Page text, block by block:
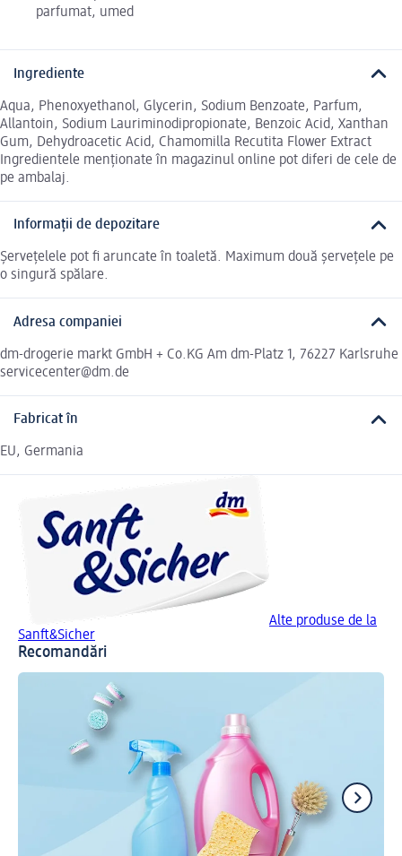
parfumat, umed
Ingrediente
Aqua, Phenoxyethanol, Glycerin, Sodium Benzoate, Parfum,
Allantoin, Sodium Lauriminodipropionate, Benzoic Acid, Xanthan
Gum, Dehydroacetic Acid, Chamomilla Recutita Flower Extract
Ingredientele menționate în magazinul online pot diferi de cele de
pe ambalaj.
Informații de depozitare
Șervețelele pot fi aruncate în toaletă. Maximum două șervețele pe
o singură spălare.
Adresa companiei
dm-drogerie markt GmbH + Co.KG Am dm-Platz 1, 76227 Karlsruhe
servicecenter@dm.de
Fabricat în
EU, Germania
Alte produse de la
Sanft&Sicher
Recomandări